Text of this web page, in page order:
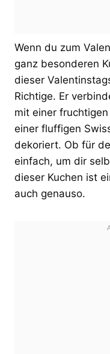
Wenn du zum
ganz besonderen
dieser
Richtige. Er
mit einer
einer fluffigen
dekoriert. Ob für
einfach, um dir
dieser Kuchen ist
auch genauso.